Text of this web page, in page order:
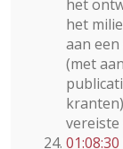
het
het
aan
(met
vereiste
01:08:30